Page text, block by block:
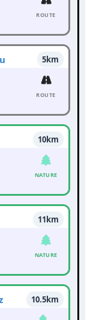
ROUTE
5km
ROUTE
10km
NATURE
11km
NATURE
10.5km